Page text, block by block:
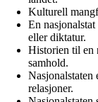
Kulturell
En
eller diktatur.
Historien til en
samhold.
Nasjonalstaten
relasjoner.